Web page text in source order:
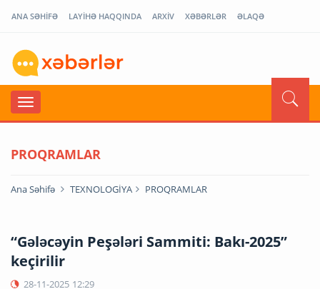
ANA SƏHİFƏ LAYİHƏ HAQQINDA ARXİV XƏBƏRLƏR ƏLAQƏ
PROQRAMLAR
Ana Səhifə TEXNOLOGİYA PROQRAMLAR
“Gələcəyin Peşələri Sammiti: Bakı-2025”
keçirilir
28-11-2025 12:29